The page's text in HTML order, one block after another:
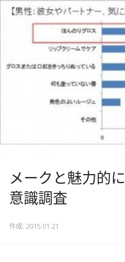
メークと魅力的
意識調査
作成: 2015.01.21